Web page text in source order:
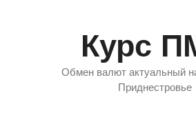
Курс
Обмен валют актуальный
Приднестровье